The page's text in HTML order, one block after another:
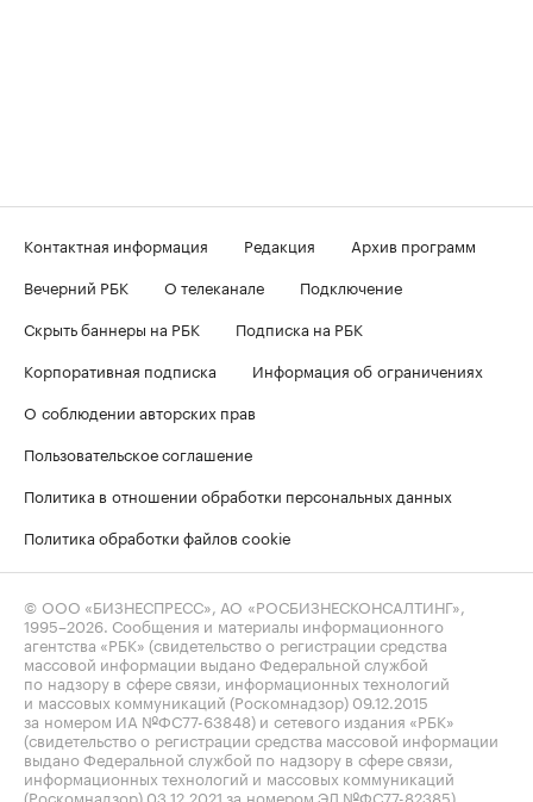
Контактная информация Редакция
Архив программ
Вечерний РБК
О телеканале
Подключение
Скрыть баннеры на РБК
Подписка на РБК
Корпоративная подписка
Информация об ограничениях
О соблюдении авторских прав
Пользовательское соглашение
Политика в отношении обработки персональных данных
Политика обработки файлов cookie
© ООО «БИЗНЕСПРЕСС», АО «РОСБИЗНЕСКОНСАЛТИНГ»,
1995–2026 . Сообщения и материалы информационного
агентства «РБК» (свидетельство о регистрации средства
массовой информации выдано Федеральной службой
по надзору в сфере связи, информационных технологий
и массовых коммуникаций (Роскомнадзор) 09.12.2015
за номером ИА №ФС77-63848) и сетевого издания «РБК»
(свидетельство о регистрации средства массовой информации
выдано Федеральной службой по надзору в сфере связи,
информационных технологий и массовых коммуникаций
(Роскомнадзор) 03.12.2021 за номером ЭЛ №ФС77-82385)